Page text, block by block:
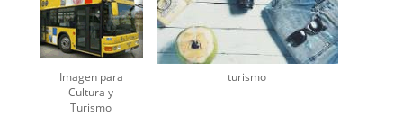
Imagen para
Cultura y
Turismo
turismo